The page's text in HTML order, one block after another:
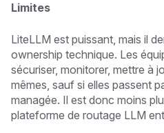
Limites
LiteLLM est puissant, mais il
ownership technique. Les
sécuriser, monitorer, mettre à
mêmes, sauf si elles passent
managée. Il est donc moins
plateforme de routage LLM